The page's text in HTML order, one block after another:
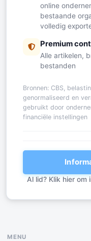
online
bestaande
volledig
Premium
Alle artikelen,
bestanden
Bronnen: CBS,
genormaliseerd en
gebruikt door
financiële instellingen
Al lid? Klik hier om
MENU